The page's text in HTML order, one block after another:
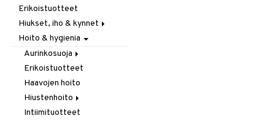
Hedelmät & pähkinät
Itäminen
Jauhot & leivonta
Juomat
Kookos
Makeutusaineet
Mausteet & liemet
Muut
Erikoistuotteet
Hiukset, iho & kynnet
Aurinko & pigmentti
Hiukset
Ravintolisät
Hoito & hygienia
Aurinkosuoja
Aftersun-tuotteet
Aurinkovoiteet
Huulet
Erikoistuotteet
Haavojen hoito
Hiustenhoito
Erikoistuotteet
Intiimituotteet